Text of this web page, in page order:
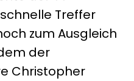
Treffer
zum Ausgleich
der
Christopher